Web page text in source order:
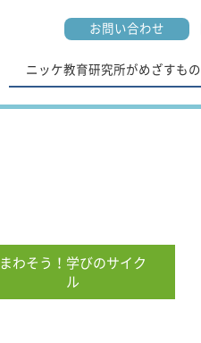
ニッケ教育研究所がめざすもの
お問い合わせ
まわそう！学びのサイク
ル